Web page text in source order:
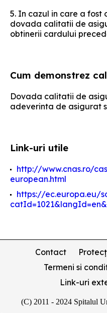
5. In cazul in care a fost
dovada calitatii de
obtinerii cardului
Cum demonstrez
Dovada calitatii de
adeverinta de asigurat
Link-uri utile
http://www.cnas.ro/
european.html
https://ec.europa.eu/
Contact
Termeni si
Link-uri
(C) 2011 - 2024 Spitalul